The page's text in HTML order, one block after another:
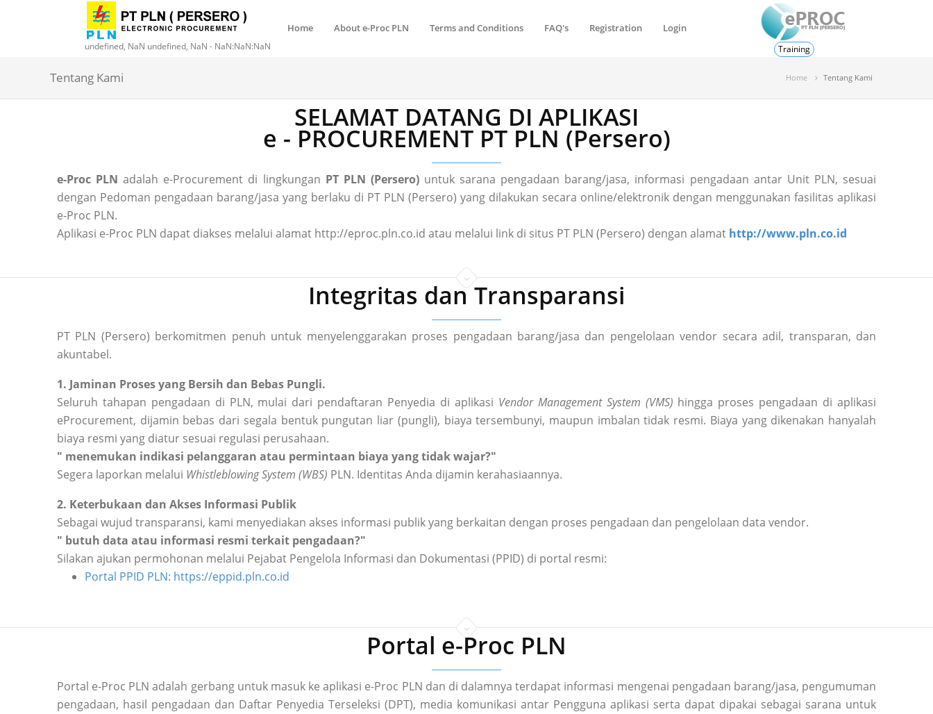
undefined, NaN undefined, NaN - NaN:NaN:NaN Training
Home About e-Proc PLN Terms and Conditions FAQ's Registration Login
Tentang Kami Home Tentang Kami
SELAMAT DATANG DI APLIKASI
e - PROCUREMENT PT PLN (Persero)
e-Proc PLN adalah e-Procurement di lingkungan PT PLN (Persero)untuk sarana pengadaan barang/jasa, informasi pengadaan antar Unit PLN, sesuai
dengan Pedoman pengadaan barang/jasa yang berlaku di PT PLN (Persero) yang dilakukan secara online/elektronik dengan menggunakan fasilitas aplikasi
e-Proc PLN.
Aplikasi e-Proc PLN dapat diakses melalui alamat http://eproc.pln.co.id atau melalui link di situs PT PLN (Persero) dengan alamat http://www.pln.co.id
Integritas dan Transparansi
PT PLN (Persero) berkomitmen penuh untuk menyelenggarakan proses pengadaan barang/jasa dan pengelolaan vendor secara adil, transparan, dan
akuntabel.
1. Jaminan Proses yang Bersih dan Bebas Pungli.
Seluruh tahapan pengadaan di PLN, mulai dari pendaftaran Penyedia di aplikasi Vendor Management System (VMS) hingga proses pengadaan di aplikasi
eProcurement, dijamin bebas dari segala bentuk pungutan liar (pungli), biaya tersembunyi, maupun imbalan tidak resmi. Biaya yang dikenakan hanyalah
biaya resmi yang diatur sesuai regulasi perusahaan.
" menemukan indikasi pelanggaran atau permintaan biaya yang tidak wajar?"
Segera laporkan melalui Whistleblowing System (WBS) PLN. Identitas Anda dijamin kerahasiaannya.
2. Keterbukaan dan Akses Informasi Publik
Sebagai wujud transparansi, kami menyediakan akses informasi publik yang berkaitan dengan proses pengadaan dan pengelolaan data vendor.
" butuh data atau informasi resmi terkait pengadaan?"
Silakan ajukan permohonan melalui Pejabat Pengelola Informasi dan Dokumentasi (PPID) di portal resmi:
Portal PPID PLN: https://eppid.pln.co.id
Portal e-Proc PLN
Portal e-Proc PLN adalah gerbang untuk masuk ke aplikasi e-Proc PLN dan di dalamnya terdapat informasi mengenai pengadaan barang/jasa, pengumuman
pengadaan, hasil pengadaan dan Daftar Penyedia Terseleksi (DPT), media komunikasi antar Pengguna aplikasi serta dapat dipakai sebagai sarana untuk